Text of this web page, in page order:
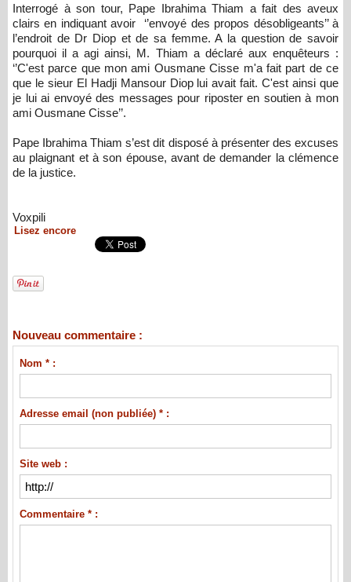
Interrogé à son tour, Pape Ibrahima Thiam a fait des aveux
clairs en indiquant avoir ‘’envoyé des propos désobligeants’’ à
l’endroit de Dr Diop et de sa femme. A la question de savoir
pourquoi il a agi ainsi, M. Thiam a déclaré aux enquêteurs :
‘’C'est parce que mon ami Ousmane Cisse m'a fait part de ce
que le sieur El Hadji Mansour Diop lui avait fait. C'est ainsi que
je lui ai envoyé des messages pour riposter en soutien à mon
ami Ousmane Cisse’’.
Pape Ibrahima Thiam s’est dit disposé à présenter des excuses
au plaignant et à son épouse, avant de demander la clémence
de la justice.
Voxpili
Lisez encore
Nouveau commentaire :
Nom * :
Adresse email (non publiée) * :
Site web :
Commentaire * :